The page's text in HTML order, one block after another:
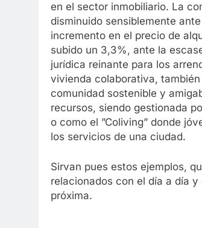
en el sector inmobiliario. La
disminuido sensiblemente
incremento en el precio de
subido un 3,3%, ante la
jurídica reinante para los
vivienda colaborativa,
comunidad sostenible y
recursos, siendo gestionada
o como el ”Coliving” donde
los servicios de una ciudad.
Sirvan pues estos ejemplos,
relacionados con el día a día
próxima.